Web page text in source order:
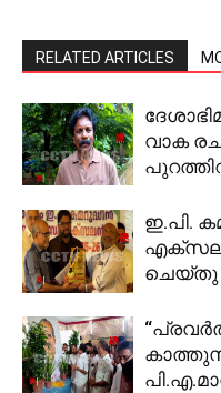
RELATED ARTICLES
വാക
ഇ.പി.
ചെയ്തു